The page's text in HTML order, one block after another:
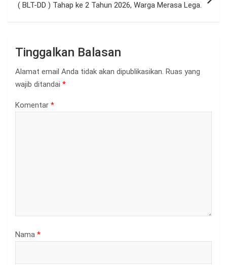
( BLT-DD ) Tahap ke 2 Tahun 2026, Warga Merasa Lega.
Tinggalkan Balasan
Alamat email Anda tidak akan dipublikasikan. Ruas yang
wajib ditandai *
Komentar *
Nama *